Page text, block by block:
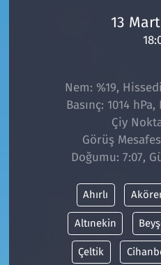
13
Nem: %19,
Basınç: 1014
Çiy
Görüş
Doğumu: 7:07,
Ahırlı
Altınekin
Çeltik
Şarköy
Siyaset
Süleymanpaşa